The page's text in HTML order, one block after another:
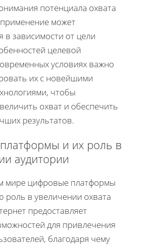
потенциала охвата
может
в зависимости от цели
целевой
условиях важно
их с новейшими
чтобы
охват и обеспечить
результатов.
и их роль в
аудитории
мире цифровые платформы
роль в увеличении охвата
предоставляет
для привлечения
благодаря чему